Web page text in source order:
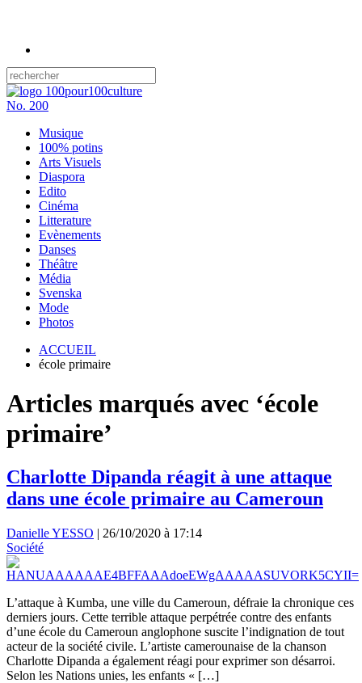
No. 200
Musique
100% potins
Arts Visuels
Diaspora
Edito
Cinéma
Litterature
Evènements
Danses
Théâtre
Média
Svenska
Mode
Photos
ACCUEIL
école primaire
Articles marqués avec ‘école
primaire’
Charlotte Dipanda réagit à une attaque
dans une école primaire au Cameroun
Danielle YESSO | 26/10/2020 à 17:14
Société
L’attaque à Kumba, une ville du Cameroun, défraie la chronique ces
derniers jours. Cette terrible attaque perpétrée contre des enfants
d’une école du Cameroun anglophone suscite l’indignation de tout
acteur de la société civile. L’artiste camerounaise de la chanson
Charlotte Dipanda a également réagi pour exprimer son désarroi.
Selon les Nations unies, les enfants « […]